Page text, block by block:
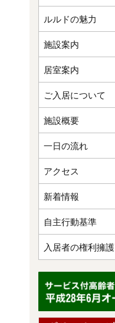
ルルドの魅力
施設案内
居室案内
ご入居について
施設概要
一日の流れ
アクセス
新着情報
自主行動基準
入居者の権利擁護